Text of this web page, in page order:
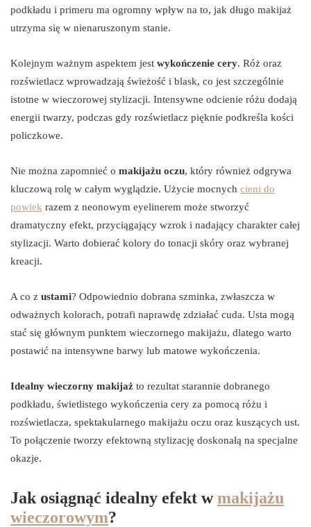
podkładu i primeru ma ogromny wpływ na to, jak długo makijaż
utrzyma się w nienaruszonym stanie.
Kolejnym ważnym aspektem jest wykończenie cery. Róż oraz
rozświetlacz wprowadzają świeżość i blask, co jest szczególnie
istotne w wieczorowej stylizacji. Intensywne odcienie różu dodają
energii twarzy, podczas gdy rozświetlacz pięknie podkreśla kości
policzkowe.
Nie można zapomnieć o makijażu oczu, który również odgrywa
kluczową rolę w całym wyglądzie. Użycie mocnych cieni do
powiek razem z neonowym eyelinerem może stworzyć
dramatyczny efekt, przyciągający wzrok i nadający charakter całej
stylizacji. Warto dobierać kolory do tonacji skóry oraz wybranej
kreacji.
A co z ustami? Odpowiednio dobrana szminka, zwłaszcza w
odważnych kolorach, potrafi naprawdę zdziałać cuda. Usta mogą
stać się głównym punktem wieczornego makijażu, dlatego warto
postawić na intensywne barwy lub matowe wykończenia.
Idealny wieczorny makijaż to rezultat starannie dobranego
podkładu, świetlistego wykończenia cery za pomocą różu i
rozświetlacza, spektakularnego makijażu oczu oraz kuszących ust.
To połączenie tworzy efektowną stylizację doskonałą na specjalne
okazje.
Jak osiągnąć idealny efekt wmakijażu
wieczorowym?